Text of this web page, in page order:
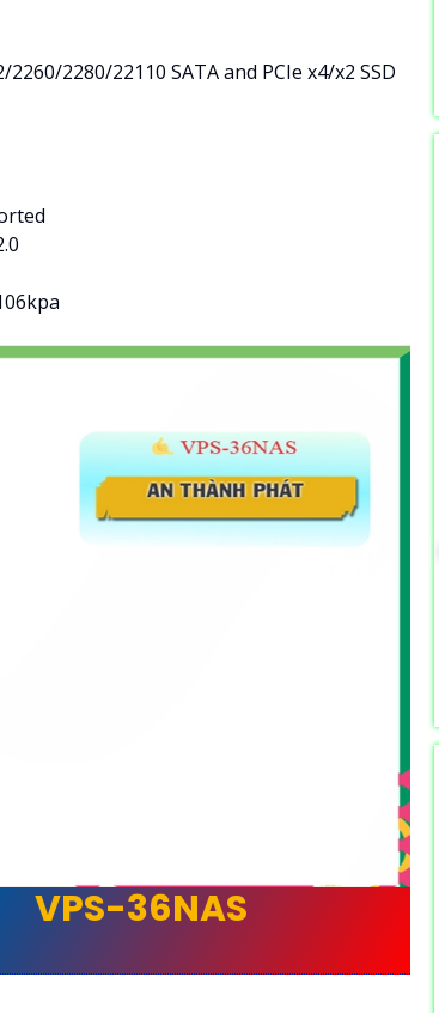
2280/22110 SATA and PCIe x4/x2 SSD
VPS-36NAS